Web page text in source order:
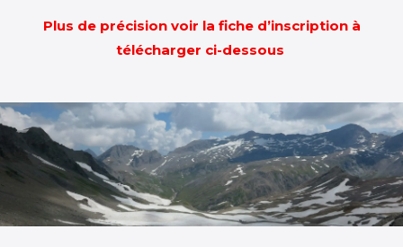
Plus de précision voir la fiche d’inscription à
télécharger ci-dessous